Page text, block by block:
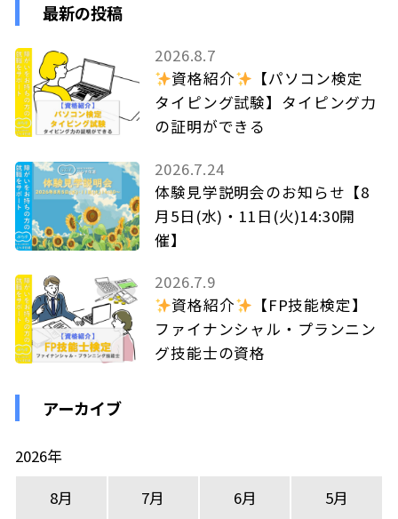
最新の投稿
2026.8.7
資格紹介
【パソコン検定
タイピング試験】タイピング力
の証明ができる
2026.7.24
体験見学説明会のお知らせ【8
月5日(水)・11日(火)14:30開
催】
2026.7.9
資格紹介
【FP技能検定】
ファイナンシャル・プランニン
グ技能士の資格
アーカイブ
2026年
8月
7月 6月 5月